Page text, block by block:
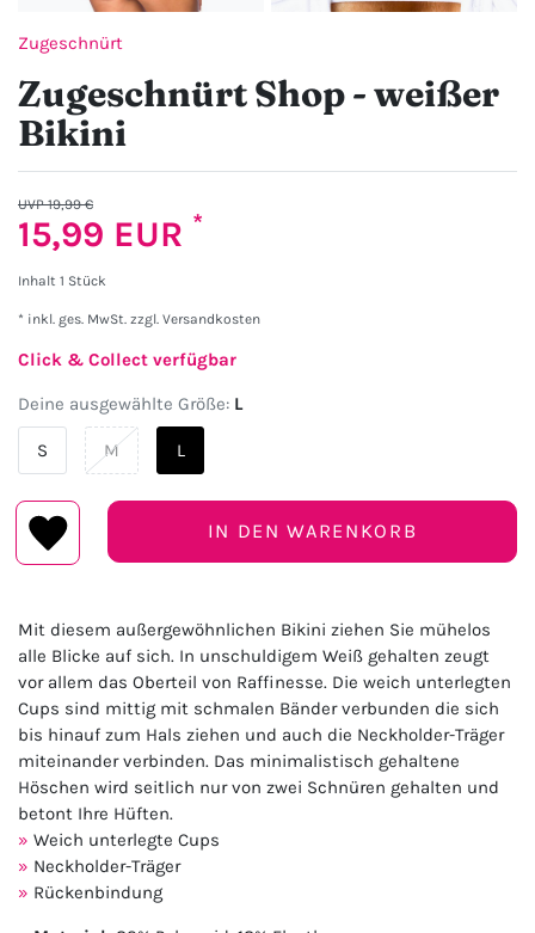
Zugeschnürt
Zugeschnürt Shop - weißer
Bikini
UVP 19,99 €
15,99 EUR *
Inhalt 1 Stück
* inkl. ges. MwSt. zzgl. Versandkosten
Click & Collect verfügbar
Deine ausgewählte Größe: L
S M L
IN DEN WARENKORB
Mit diesem außergewöhnlichen Bikini ziehen Sie mühelos
alle Blicke auf sich. In unschuldigem Weiß gehalten zeugt
vor allem das Oberteil von Raffinesse. Die weich unterlegten
Cups sind mittig mit schmalen Bänder verbunden die sich
bis hinauf zum Hals ziehen und auch die Neckholder-Träger
miteinander verbinden. Das minimalistisch gehaltene
Höschen wird seitlich nur von zwei Schnüren gehalten und
betont Ihre Hüften.
Weich unterlegte Cups
Neckholder-Träger
Rückenbindung